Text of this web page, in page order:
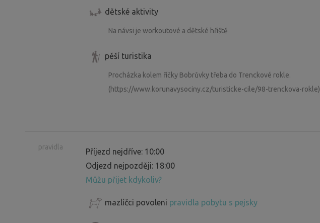
dětské aktivity
Na návsi je workoutové a dětské hřiště
pěší turistika
Procházka kolem říčky Bobrůvky třeba do Trenckové rokle.
(https://www.korunavysociny.cz/turisticke-cile/98-trenckova-rokle)
pravidla
Příjezd nejdříve: 10:00
Odjezd nejpozději: 18:00
Můžu přijet kdykoliv?
mazlíčci povoleni pravidla pobytu s pejsky